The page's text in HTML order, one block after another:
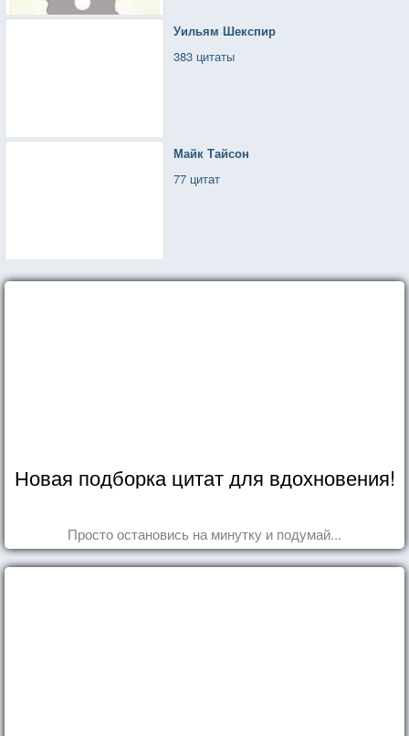
Уильям Шекспир
383 цитаты
Майк Тайсон
77 цитат
Новая подборка цитат для вдохновения!
Просто остановись на минутку и подумай...